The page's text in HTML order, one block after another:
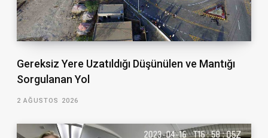
Gereksiz Yere Uzatıldığı Düşünülen ve Mantığı
Sorgulanan Yol
2 AĞUSTOS 2026